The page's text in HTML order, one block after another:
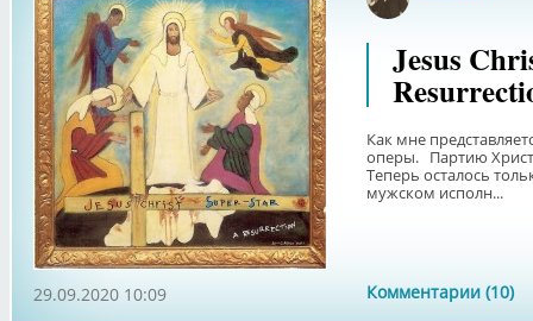
Jesus
Как мне
оперы. Партию
Теперь осталось
мужском исполн...
Комментарии (10)
29.09.2020 10:09